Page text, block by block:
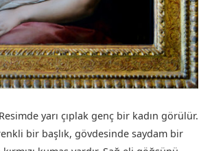
Resimde yarı çıplak genç bir kadın görülür.
bir başlık, gövdesinde saydam bir